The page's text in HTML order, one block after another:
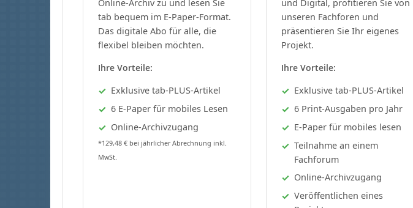
Online-Archiv zu und lesen Sie
tab bequem im E-Paper-Format.
Das digitale Abo für alle, die
flexibel bleiben möchten.
Ihre Vorteile:
Exklusive tab-PLUS-Artikel
6 E-Paper für mobiles Lesen
Online-Archivzugang
*129,48 € bei jährlicher Abrechnung inkl.
MwSt.
und Digital, profitieren Sie von
unseren Fachforen und
präsentieren Sie Ihr eigenes
Projekt.
Ihre Vorteile:
Exklusive tab-PLUS-Artikel
6 Print-Ausgaben pro Jahr
E-Paper für mobiles lesen
Teilnahme an einem
Fachforum
Online-Archivzugang
Veröffentlichen eines